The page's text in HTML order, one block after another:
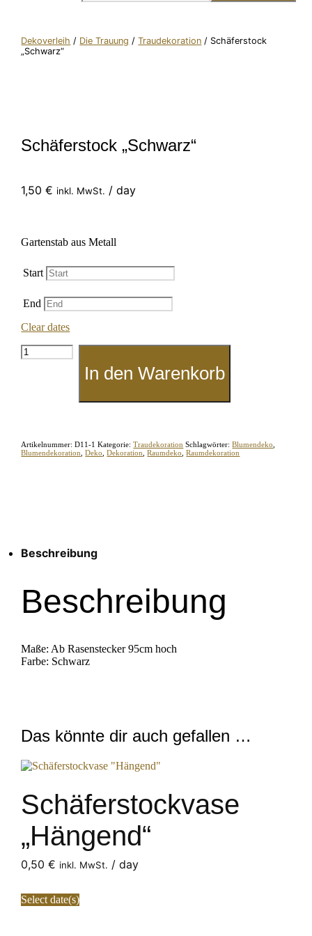
Dekoverleih / Die Trauung /Traudekoration / Schäferstock
„Schwarz“
Schäferstock „Schwarz“
1,50€ inkl. MwSt. / day
Gartenstab aus Metall
Start
End
Clear dates
Schäferstock
"Schwarz"
In den Warenkorb
Artikelnummer:D11-1 Kategorie:Traudekoration Schlagwörter:Blumendeko
Blumendekoration ,Deko ,Dekoration ,Raumdeko ,Raumdekoration
Beschreibung
Beschreibung
Maße: Ab Rasenstecker 95cm hoch
Farbe: Schwarz
Das könnte dir auch gefallen …
Schäferstockvase
„Hängend“
0,50€ inkl. MwSt. / day
Select date(s)